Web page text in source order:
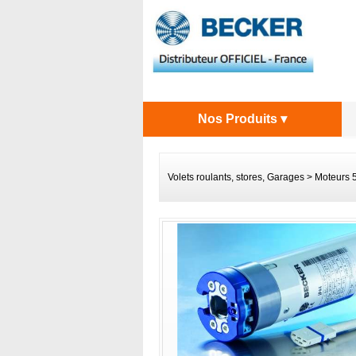
Nos Produits ▾
Volets roulants, stores, Garages> Moteurs